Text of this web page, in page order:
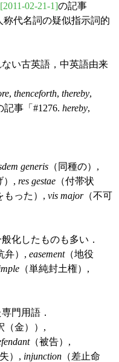
[2011-02-21-1]の記事
称代名詞の疑似指示詞的
い古英語，中英語由来
, thenceforth, thereby,
記事「#1276. hereby,
generis （同種の）,
）, res gestae （付帯状
もった）, vis major（不可
化したものも多い．
弁）, easement（地役
（単純封土権）,
門用語．
（金））,
（被告）,
）, injunction （差止命